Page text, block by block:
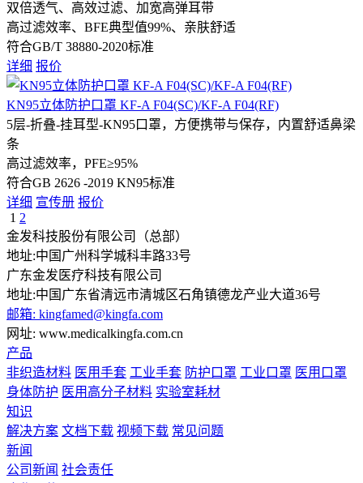
双倍透气、高效过滤、加宽高弹耳带
高过滤效率、BFE典型值99%、亲肤舒适
符合GB/T 38880-2020标准
详细 报价
KN95立体防护口罩 KF-A F04(SC)/KF-A F04(RF)
5层-折叠-挂耳型-KN95口罩，方便携带与保存，内置舒适鼻梁
条
高过滤效率，PFE≥95%
符合GB 2626 -2019 KN95标准
详细 宣传册 报价
1 2
金发科技股份有限公司（总部）
地址:中国广州科学城科丰路33号
广东金发医疗科技有限公司
地址:中国广东省清远市清城区石角镇德龙产业大道36号
邮箱: kingfamed@kingfa.com
网址: www.medicalkingfa.com.cn
产品
非织造材料 医用手套 工业手套 防护口罩 工业口罩 医用口罩
身体防护 医用高分子材料 实验室耗材
知识
解决方案 文档下载 视频下载 常见问题
新闻
公司新闻 社会责任